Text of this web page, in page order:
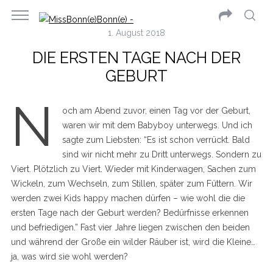
1. August 2018
DIE ERSTEN TAGE NACH DER
GEBURT
N
och am Abend zuvor, einen Tag vor der Geburt,
waren wir mit dem Babyboy unterwegs. Und ich
sagte zum Liebsten: “Es ist schon verrückt. Bald
sind wir nicht mehr zu Dritt unterwegs. Sondern zu
Viert. Plötzlich zu Viert. Wieder mit Kinderwagen, Sachen zum
Wickeln, zum Wechseln, zum Stillen, später zum Füttern. Wir
werden zwei Kids happy machen dürfen – wie wohl die die
ersten Tage nach der Geburt werden? Bedürfnisse erkennen
und befriedigen.” Fast vier Jahre liegen zwischen den beiden
und während der Große ein wilder Räuber ist, wird die Kleine…
ja, was wird sie wohl werden?